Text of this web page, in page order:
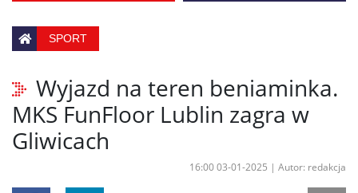
SPORT
Wyjazd na teren beniaminka.
MKS FunFloor Lublin zagra w
Gliwicach
16:00 03-01-2025 | Autor: redakcja